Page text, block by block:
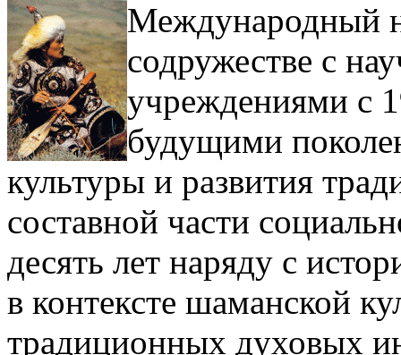
Международный
содружестве с
учреждениями с
будущими
культуры и развития
составной части
десять лет наряду с
в контексте шаманской
традиционных духовых